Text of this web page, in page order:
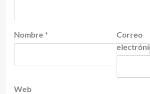
Nombre *
Correo
Web